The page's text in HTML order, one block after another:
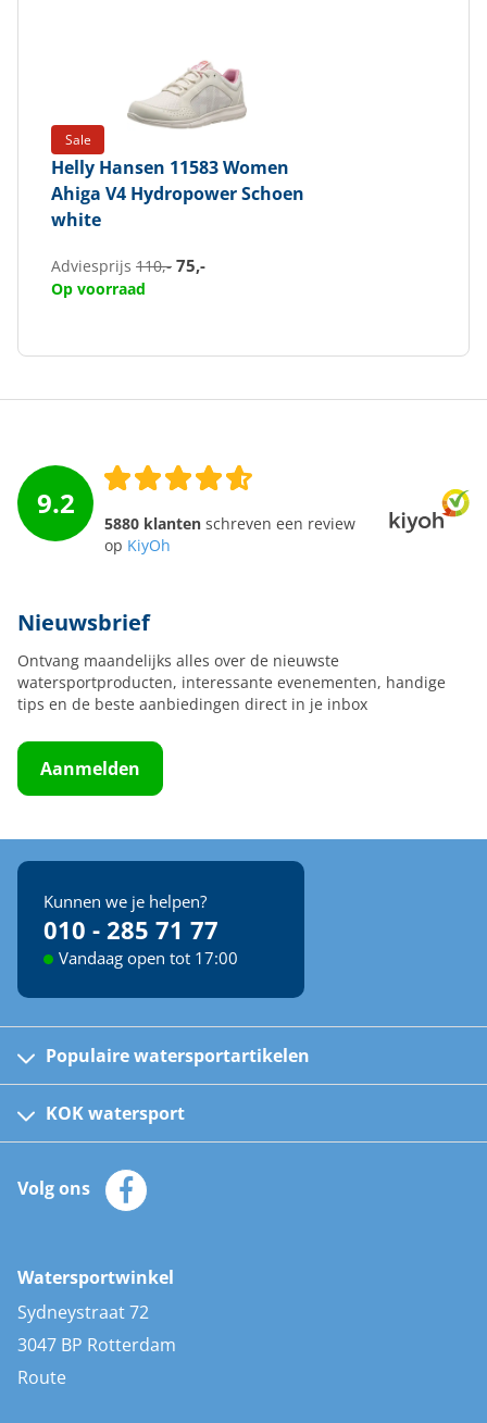
Sale
Helly Hansen 11583 Women
Ahiga V4 Hydropower Schoen
white
Adviesprijs 110,- 75,-
Op voorraad
9.2
5880 klanten schreven een review
op KiyOh
Nieuwsbrief
Ontvang maandelijks alles over de nieuwste
watersportproducten, interessante evenementen, handige
tips en de beste aanbiedingen direct in je inbox
Aanmelden
Kunnen we je helpen?
010 - 285 71 77
Vandaag open tot 17:00
Populaire watersportartikelen
Kinder reddingsvesten
Automatische reddingsvesten
Zeilkleding
Zonnepanelen
AIS transponders
Stootwillen en fenders
Bootkussens
Zwemtrappen
KOK watersport
Klantenservice
Merken
Volg ons
Watersportwinkel
Sydneystraat 72
3047 BP Rotterdam
Route